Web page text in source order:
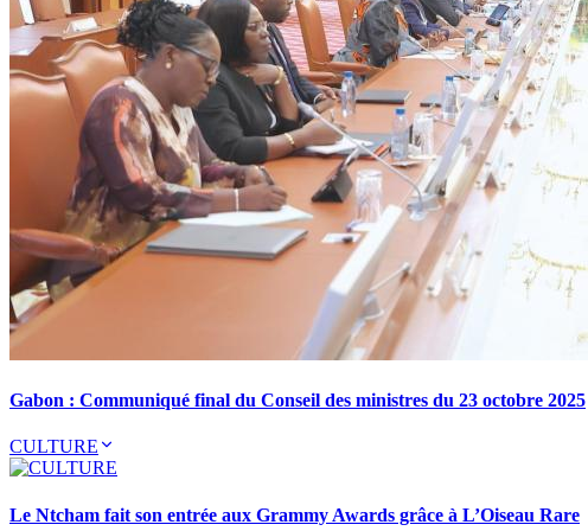
Gabon : Communiqué final du Conseil des ministres du 23 octobre 2025
CULTURE
Le Ntcham fait son entrée aux Grammy Awards grâce à L’Oiseau Rare